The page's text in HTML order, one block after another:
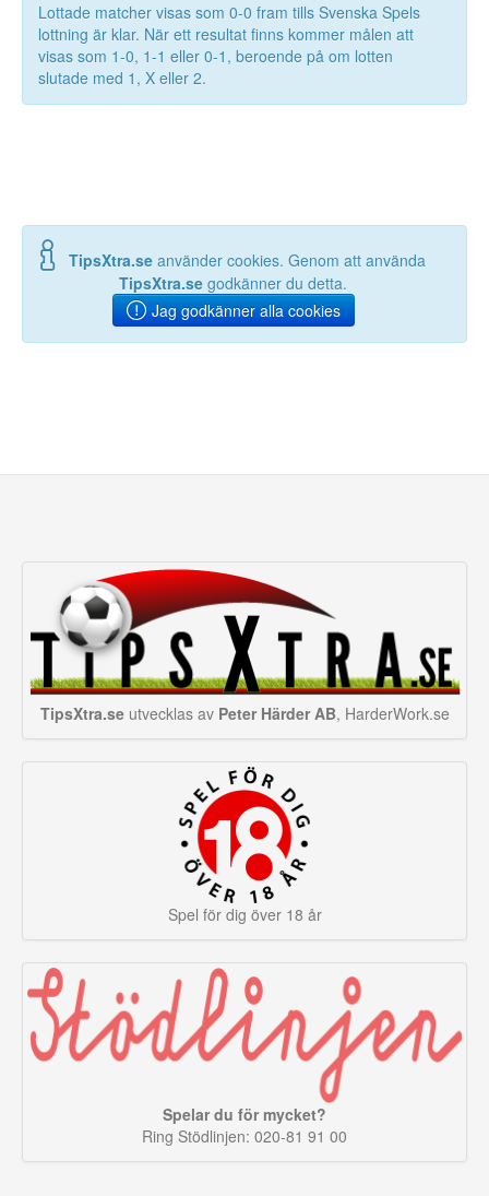
Lottade matcher visas som 0-0 fram tills Svenska Spels
lottning är klar. När ett resultat finns kommer målen att
visas som 1-0, 1-1 eller 0-1, beroende på om lotten
slutade med 1, X eller 2.
TipsXtra.se använder cookies. Genom att använda
TipsXtra.se godkänner du detta.
Jag godkänner alla cookies
TipsXtra.seutvecklas av Peter Härder AB, HarderWork.se
Spel för dig över 18 år
Spelar du för mycket?
Ring Stödlinjen: 020-81 91 00